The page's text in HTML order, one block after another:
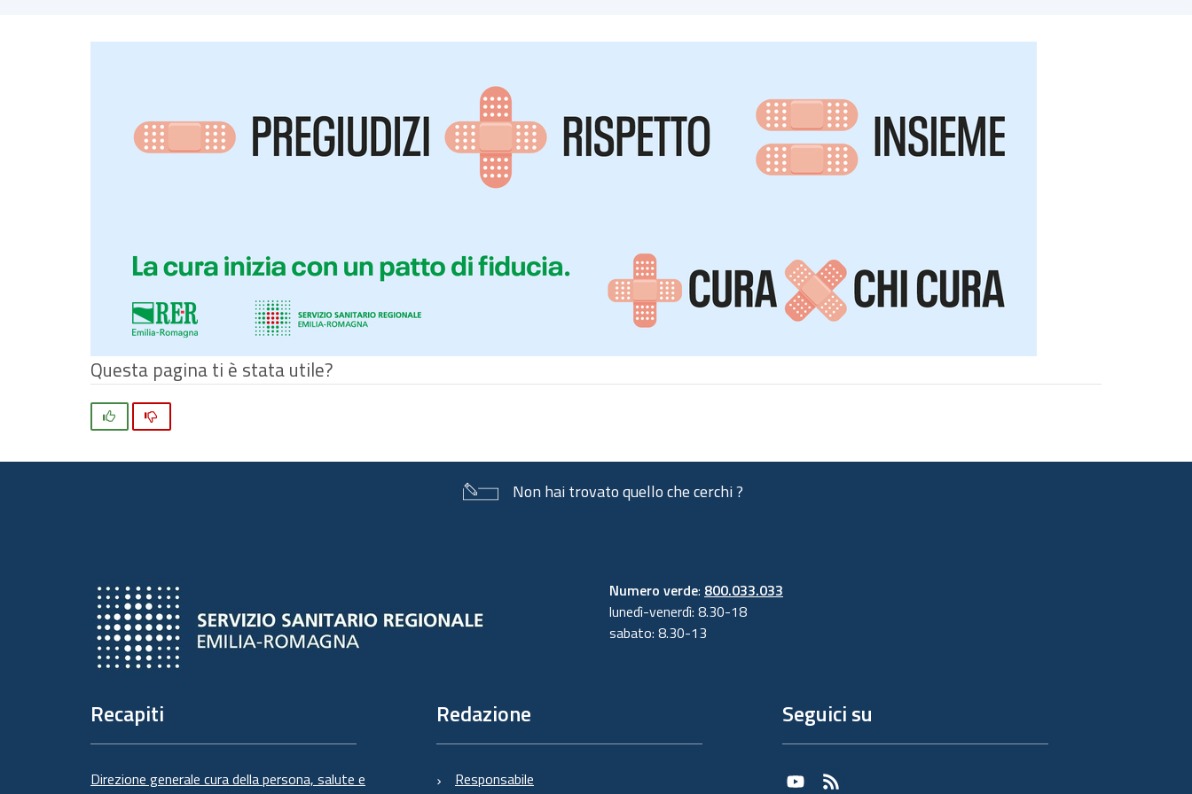
arresto in flagranza di reato anche differitaper chi aggredisce un operatore sanitario (C.P. 382-bis);
Regione Emilia-Romagnanel 2018 sono state indicate alle Aziende Sanitarie regionali le modalità per monitorare l’andamento del fenomeno e
inserite tra le misure di prevenzione adottate per la sicurezza degli operatori anche quelle dedicate a prevenire le aggressioni.
Nel 2020 sono state inviate alle Aziende Sanitarie le “Linee di indirizzo per la prevenzione degli atti di violenza a danno degli operatori dei servizi
marzo 2025, volto a prevenire e gestire episodi di violenza.
Questa pagina ti è stata utile?
Non hai trovato quello che cerchi ?
Numero verde: 800.033.033
lunedì-venerdì: 8.30-18
sabato: 8.30-13
Recapiti
Direzione generale cura della persona, salute e
Redazione
Responsabile
Seguici su